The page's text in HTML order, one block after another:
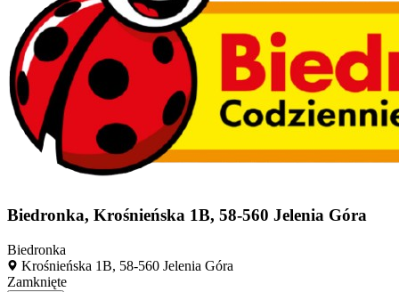
Biedronka, Krośnieńska 1B, 58-560 Jelenia Góra
Biedronka
Krośnieńska 1B, 58-560 Jelenia Góra
Zamknięte